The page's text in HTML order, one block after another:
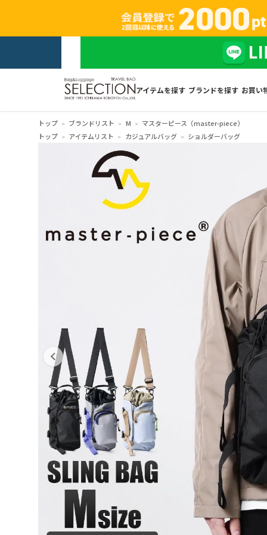
アイテムを探す ブランドを探す お買い
トップ ブランドリスト M
マスターピース（master-piece）
トップ
アイテムリスト カジュアルバッグ ショルダーバッグ